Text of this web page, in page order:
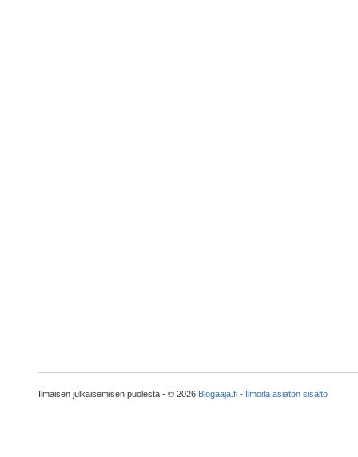
Ilmaisen julkaisemisen puolesta - © 2026 Blogaaja.fi- Ilmoita asiaton sisältö